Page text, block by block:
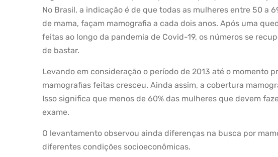
No Brasil, a indicação é de que todas as mulheres entre 50 a
de mama, façam mamografia a cada dois anos. Após uma
feitas ao longo da pandemia de Covid-19, os números se
de bastar.
Levando em consideração o período de 2013 até o momento
mamografias feitas cresceu. Ainda assim, a cobertura
Isso significa que menos de 60% das mulheres que devem
exame.
O levantamento observou ainda diferenças na busca por
diferentes condições socioeconômicas.